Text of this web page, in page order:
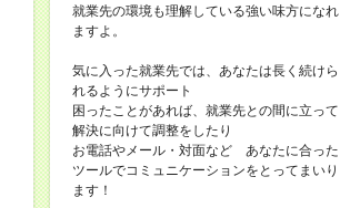
就業先の環境も理解している強い味方になれ
ますよ。
気に入った就業先では、あなたは長く続けら
れるようにサポート
困ったことがあれば、就業先との間に立って
解決に向けて調整をしたり
お電話やメール・対面など あなたに合った
ツールでコミュニケーションをとってまいり
ます！